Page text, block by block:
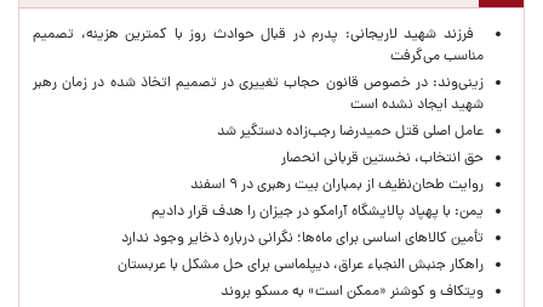
فرزند شهید لاریجانی: پدرم در قبال حوادث روز با کمترین هزینه، تصمیم
مناسب می‌گرفت
زینی‌وند: در خصوص قانون حجاب تغییری در تصمیم اتخاذ شده در زمان رهبر
شهید ایجاد نشده است
عامل اصلی قتل حمیدرضا رجب‌زاده دستگیر شد
حق انتخاب، نخستین قربانی انحصار
روایت طحان‌نظیف از بمباران بیت رهبری در ۹ اسفند
یمن: با پهپاد پالایشگاه آرامکو در جیزان را هدف قرار دادیم
تأمین کالاهای اساسی برای ماه‌ها؛ نگرانی درباره ذخایر وجود ندارد
راهکار جنبش النجباء عراق، دیپلماسی برای حل مشکل با عربستان
ویتکاف و کوشنر «ممکن است» به مسکو بروند